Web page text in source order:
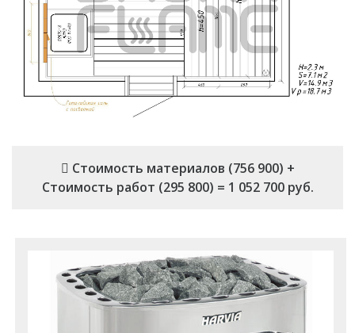
Стоимость материалов (756 900) +
Стоимость работ (295 800) = 1 052 700 руб.